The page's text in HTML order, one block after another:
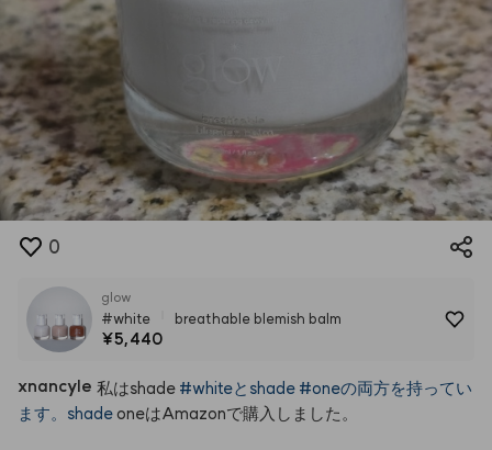
0
glow
#white breathable blemish balm
¥5,440
xnancyle 私はshade #whiteとshade #oneの両方を持ってい
ます。shade oneはAmazonで購入しました。